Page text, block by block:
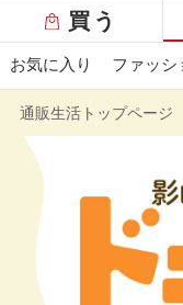
ー
バ
買う
お気に入り ファッシ
通販生活トップページ